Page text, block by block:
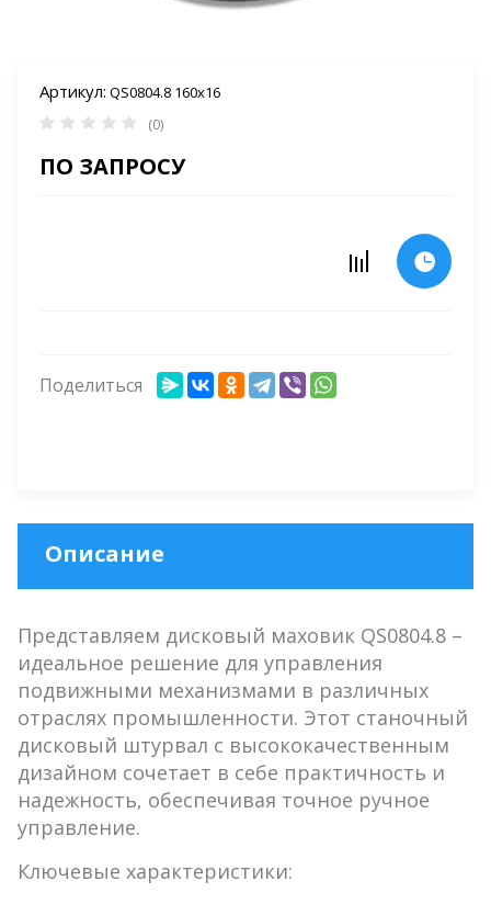
Артикул: QS0804.8 160х16
(0)
ПО ЗАПРОСУ
Поделиться
Описание
Представляем дисковый маховик QS0804.8 –
идеальное решение для управления
подвижными механизмами в различных
отраслях промышленности. Этот станочный
дисковый штурвал с высококачественным
дизайном сочетает в себе практичность и
надежность, обеспечивая точное ручное
управление.
Ключевые характеристики: